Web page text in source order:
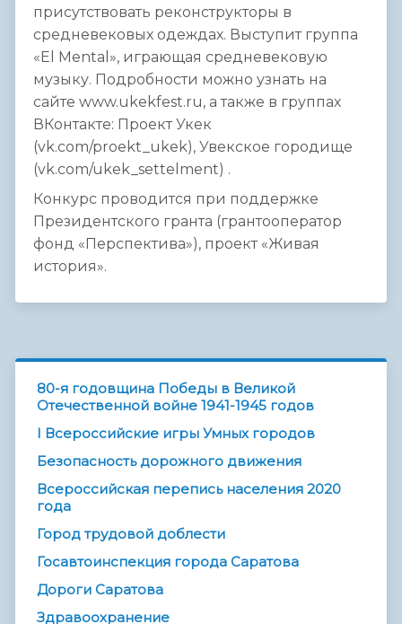
присутствовать реконструкторы в
средневековых одеждах. Выступит группа
«El Mental», играющая средневековую
музыку. Подробности можно узнать на
сайте www.ukekfest.ru, а также в группах
ВКонтакте: Проект Укек
(vk.com/proekt_ukek), Увекское городище
(vk.com/ukek_settelment) .
Конкурс проводится при поддержке
Президентского гранта (грантооператор
фонд «Перспектива»), проект «Живая
история».
80-я годовщина Победы в Великой
Отечественной войне 1941-1945 годов
I Всероссийские игры Умных городов
Безопасность дорожного движения
Всероссийская перепись населения 2020
года
Город трудовой доблести
Госавтоинспекция города Саратова
Дороги Саратова
Здравоохранение